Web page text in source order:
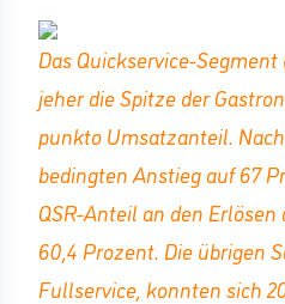
Das Quickservice-
jeher die Spitze der
punkto Umsatzanteil.
bedingten Anstieg auf 67
QSR-Anteil an den Erlösen
60,4 Prozent. Die übrigen
Fullservice, konnten sich